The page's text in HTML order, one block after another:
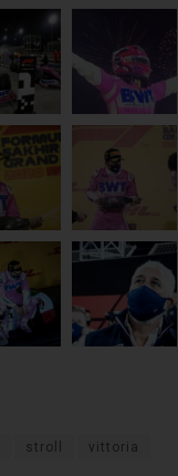
stroll vittoria